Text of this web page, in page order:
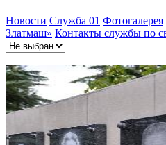
Новости Служба 01 Фотогалерея
Златмаш» Контакты службы по